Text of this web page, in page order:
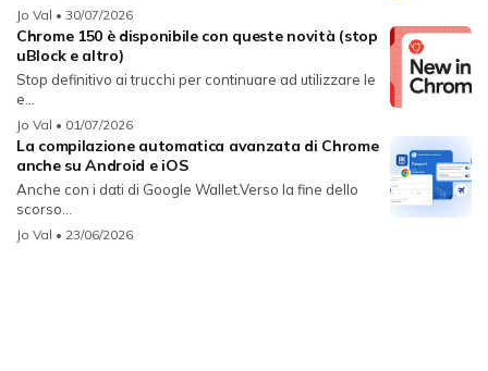
Jo Val • 30/07/2026
Chrome 150 è disponibile con queste novità (stop
uBlock e altro)
Stop definitivo ai trucchi per continuare ad utilizzare le
e...
Jo Val • 01/07/2026
La compilazione automatica avanzata di Chrome
anche su Android e iOS
Anche con i dati di Google Wallet.Verso la fine dello
scorso...
Jo Val • 23/06/2026